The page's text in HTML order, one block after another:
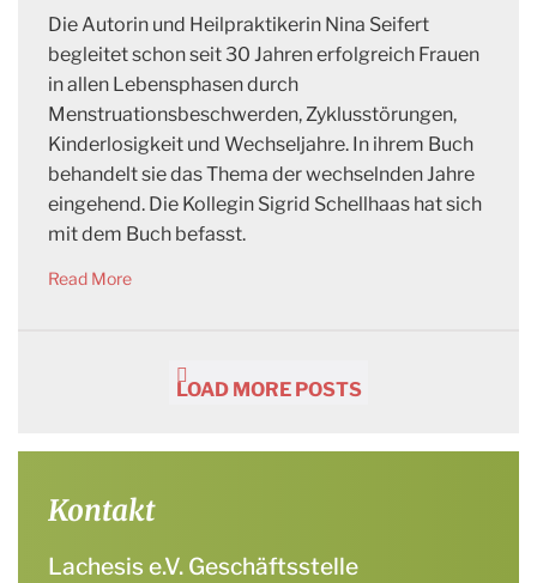
Die Autorin und Heilpraktikerin Nina Seifert
begleitet schon seit 30 Jahren erfolgreich Frauen
in allen Lebensphasen durch
Menstruationsbeschwerden, Zyklusstörungen,
Kinderlosigkeit und Wechseljahre. In ihrem Buch
behandelt sie das Thema der wechselnden Jahre
eingehend. Die Kollegin Sigrid Schellhaas hat sich
mit dem Buch befasst.
Read More
LOAD MORE POSTS
Kontakt
Lachesis e.V. Geschäftsstelle